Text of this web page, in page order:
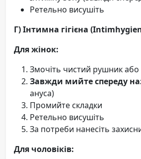
Ретельно висушіть
Г) Інтимна гігієна
Для жінок:
Змочіть чистий рушник або
Завжди мийте спереду
ануса)
Промийте складки
Ретельно висушіть
За потреби нанесіть
Для чоловіків: